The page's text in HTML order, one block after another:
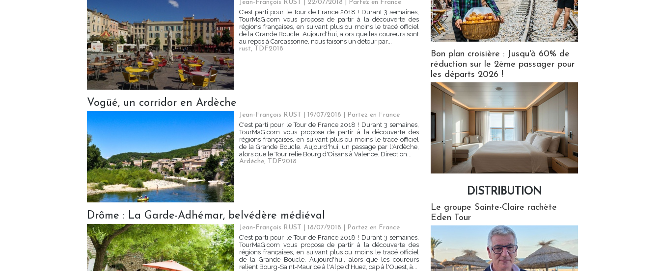
Jean-François RUST | 22/07/2018
Partez en France
C'est parti pour le Tour de France 2018 ! Durant 3 semaines,
TourMaG.com vous propose de partir à la découverte des
régions françaises, en suivant plus ou moins le tracé officiel
de la Grande Boucle. Aujourd'hui, alors que les coureurs sont
au repos à Carcassonne, nous faisons un détour par...
rust, TDF2018
Vogüé, un corridor en Ardèche
Jean-François RUST | 19/07/2018
Partez en France
C'est parti pour le Tour de France 2018 ! Durant 3 semaines,
TourMaG.com vous propose de partir à la découverte des
régions françaises, en suivant plus ou moins le tracé officiel
de la Grande Boucle. Aujourd'hui, un passage par l'Ardèche,
alors que le Tour relie Bourg d'Oisans à Valence. Direction...
Ardèche, TDF2018
Drôme : La Garde-Adhémar, belvédère médiéval
Jean-François RUST | 18/07/2018
Partez en France
C'est parti pour le Tour de France 2018 ! Durant 3 semaines,
TourMaG.com vous propose de partir à la découverte des
régions françaises, en suivant plus ou moins le tracé officiel
de la Grande Boucle. Aujourd'hui, alors que les coureurs
relient Bourg-Saint-Maurice à l'Alpe d'Huez, cap à l'Ouest, à...
Bon plan croisière : Jusqu'à 60% de
réduction sur le 2ème passager pour
les départs 2026 !
DISTRIBUTION
Le groupe Sainte-Claire rachète
Eden Tour